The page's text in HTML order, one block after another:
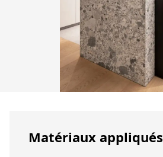
Matériaux appliqués